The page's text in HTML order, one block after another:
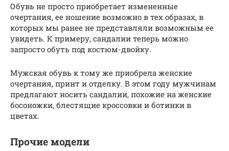
Обувь не просто приобретает измененные
очертания, ее ношение возможно в тех образах, в
которых мы ранее не представляли возможным ее
увидеть. К примеру, сандалии теперь можно
запросто обуть под костюм-двойку.
Мужская обувь к тому же приобрела женские
очертания, принт и отделку. В этом году мужчинам
предлагают носить сандалии, похожие на женские
босоножки, блестящие кроссовки и ботинки в
цветах.
Прочие модели